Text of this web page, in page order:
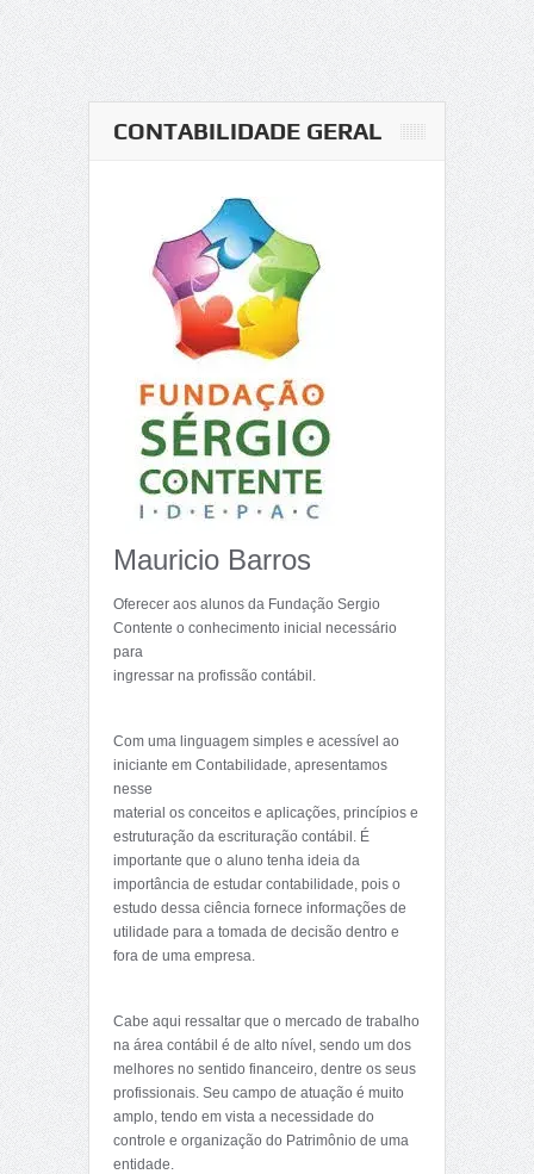
CONTABILIDADE GERAL
Mauricio Barros
Oferecer aos alunos da Fundação Sergio
Contente o conhecimento inicial necessário
para
ingressar na profissão contábil.
Com uma linguagem simples e acessível ao
iniciante em Contabilidade, apresentamos
nesse
material os conceitos e aplicações, princípios e
estruturação da escrituração contábil. É
importante que o aluno tenha ideia da
importância de estudar contabilidade, pois o
estudo dessa ciência fornece informações de
utilidade para a tomada de decisão dentro e
fora de uma empresa.
Cabe aqui ressaltar que o mercado de trabalho
na área contábil é de alto nível, sendo um dos
melhores no sentido financeiro, dentre os seus
profissionais. Seu campo de atuação é muito
amplo, tendo em vista a necessidade do
controle e organização do Patrimônio de uma
entidade.